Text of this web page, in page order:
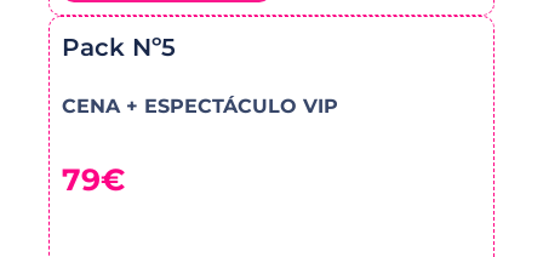
Pack Nº5
CENA + ESPECTÁCULO VIP
79€